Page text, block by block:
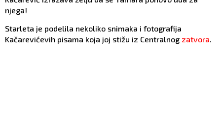
njega!
Starleta je podelila nekoliko snimaka i fotografija
Kačarevićevih pisama koja joj stižu iz Centralnog zatvora.